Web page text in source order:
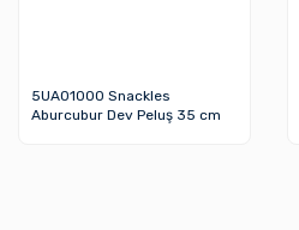
5UA01000 Snackles
Aburcubur Dev Peluş 35 cm